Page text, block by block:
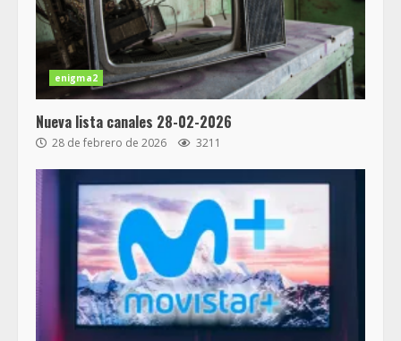
enigma2
Nueva lista canales 28-02-2026
28 de febrero de 2026 3211